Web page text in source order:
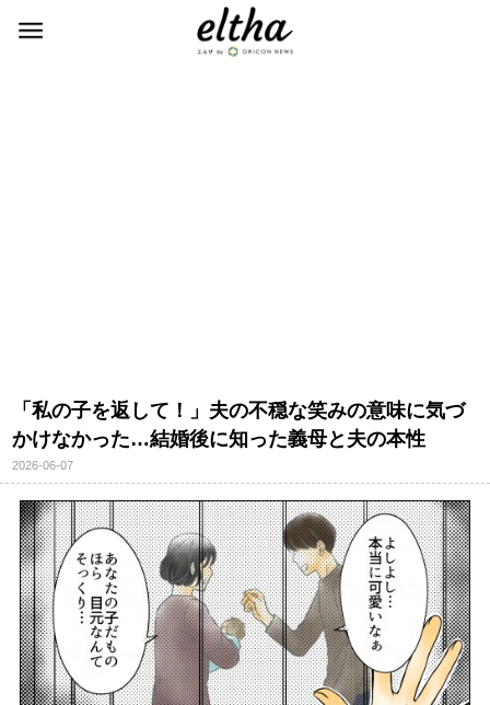
「私の子を返して！」夫の不穏な笑みの意味に気づ
かけなかった…結婚後に知った義母と夫の本性
2026-06-07